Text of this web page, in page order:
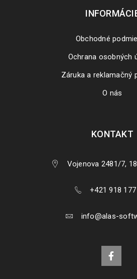
Obchodné
Ochrana osobných
Záruka a reklamačný
O nás
KONTAKT
Vojenova 2481/7,
+421 918
info@alas-